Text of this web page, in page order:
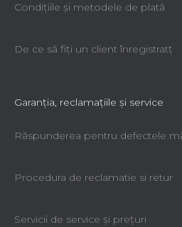
Livrare
Condiţiile şi metodele de plată
De ce să fiţi un client înregistratţ
Garanţia, reclamaţiile şi service
Răspunderea pentru defectele
Procedura de reclamatie si retur
Servicii de service şi preţuri